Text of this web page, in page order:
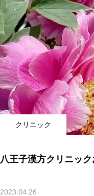
クリニック
八王子漢方クリニッ
2023.04.26